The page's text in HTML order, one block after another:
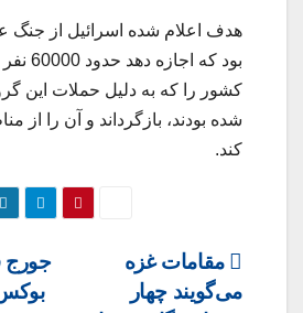
هدف اعلام شده اسرائیل از جنگ
بود که
کشور را که به دلیل حملات این
شده بودند، بازگرداند و آن را از
کند.
Post
جورج
مقامات غزه
می‌گویند چهار